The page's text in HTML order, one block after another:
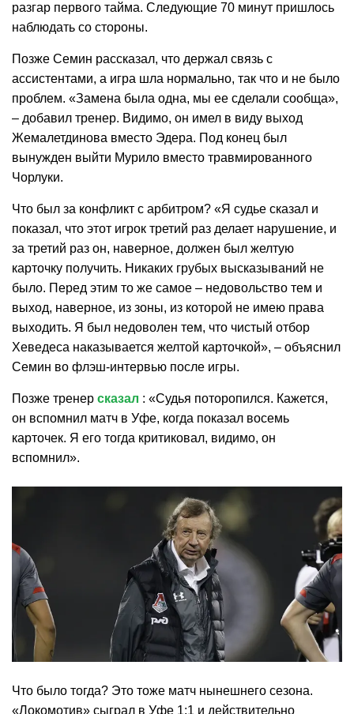
разгар первого тайма. Следующие 70 минут пришлось
наблюдать со стороны.
Позже Семин рассказал, что держал связь с
ассистентами, а игра шла нормально, так что и не было
проблем. «Замена была одна, мы ее сделали сообща»,
– добавил тренер. Видимо, он имел в виду выход
Жемалетдинова вместо Эдера. Под конец был
вынужден выйти Мурило вместо травмированного
Чорлуки.
Что был за конфликт с арбитром? «Я судье сказал и
показал, что этот игрок третий раз делает нарушение, и
за третий раз он, наверное, должен был желтую
карточку получить. Никаких грубых высказываний не
было. Перед этим то же самое – недовольство тем и
выход, наверное, из зоны, из которой не имею права
выходить. Я был недоволен тем, что чистый отбор
Хеведеса наказывается желтой карточкой», – объяснил
Семин во флэш-интервью после игры.
Позже тренер сказал : «Судья поторопился. Кажется,
он вспомнил матч в Уфе, когда показал восемь
карточек. Я его тогда критиковал, видимо, он
вспомнил».
Что было тогда? Это тоже матч нынешнего сезона.
«Локомотив» сыграл в Уфе 1:1 и действительно